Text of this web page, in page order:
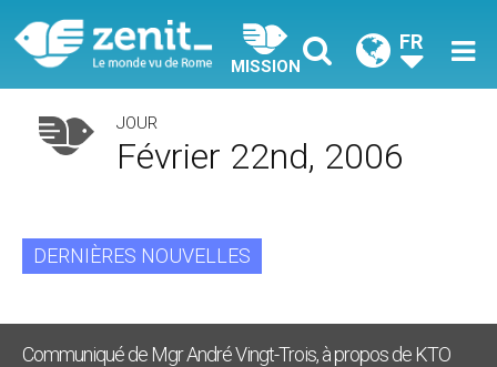
MISSION
FR
JOUR
Février 22nd, 2006
DERNIÈRES NOUVELLES
Communiqué de Mgr André Vingt-Trois, à propos de KTO